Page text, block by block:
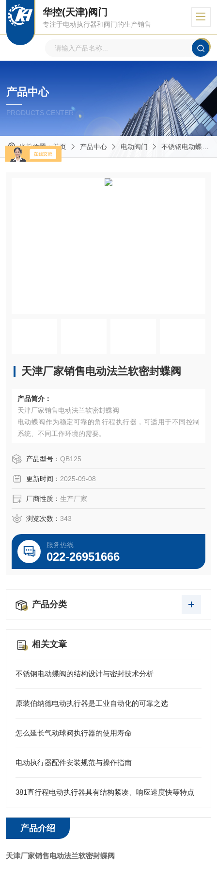
华控(天津)阀门
专注于电动执行器和阀门的生产销售
产品中心
PRODUCTS CENTER
当前位置：首页 产品中心 电动阀门 不锈钢电动蝶阀
天津厂家销售电动法兰软密封蝶阀
产品简介：
天津厂家销售电动法兰软密封蝶阀
电动蝶阀作为稳定可靠的角行程执行器，可适用于不同控制
系统、不同工作环境的需要。
产品型号： QB125
更新时间： 2025-09-08
厂商性质： 生产厂家
浏览次数： 343
服务热线
022-26951666
产品分类
相关文章
不锈钢电动蝶阀的结构设计与密封技术分析
原装伯纳德电动执行器是工业自动化的可靠之选
怎么延长气动球阀执行器的使用寿命
电动执行器配件安装规范与操作指南
381直行程电动执行器具有结构紧凑、响应速度快等特点
产品介绍
天津厂家销售电动法兰软密封蝶阀